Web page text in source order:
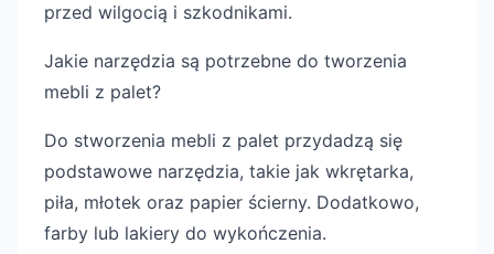
przed wilgocią i szkodnikami.
Jakie narzędzia są potrzebne do tworzenia
mebli z palet?
Do stworzenia mebli z palet przydadzą się
podstawowe narzędzia, takie jak wkrętarka,
piła, młotek oraz papier ścierny. Dodatkowo,
farby lub lakiery do wykończenia.